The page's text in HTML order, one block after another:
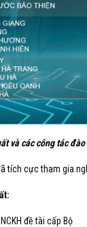
và các công tác
tích cực tham gia
đề tài cấp Bộ